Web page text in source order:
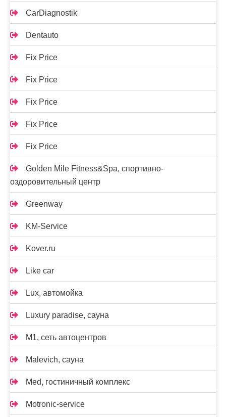
CarDiagnostik
Dentauto
Fix Price
Fix Price
Fix Price
Fix Price
Fix Price
Golden Mile Fitness&Spa, спортивно-
оздоровительный центр
Greenway
KM-Service
Kover.ru
Like car
Lux, автомойка
Luxury paradise, сауна
M1, сеть автоцентров
Malevich, сауна
Med, гостиничный комплекс
Motronic-service